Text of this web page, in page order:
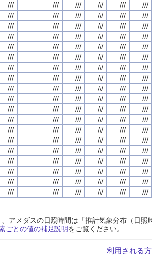
/// /// /// /// ///
///
/// /// /// /// ///
///
/// /// /// /// ///
///
/// /// /// /// ///
///
/// /// /// /// ///
///
/// /// /// /// ///
///
/// /// /// /// ///
///
/// /// /// /// ///
///
/// /// /// /// ///
///
/// /// /// /// ///
///
/// /// /// /// ///
///
/// /// /// /// ///
///
/// /// /// /// ///
///
/// /// /// /// ///
///
/// /// /// /// ///
///
/// /// /// /// ///
///
/// /// /// /// ///
///
/// /// /// /// ///
///
/// /// /// /// /// ///
アメダスの日照時間は「推計気象分布（日
ごとの値の補足説明をご覧ください。
利用される